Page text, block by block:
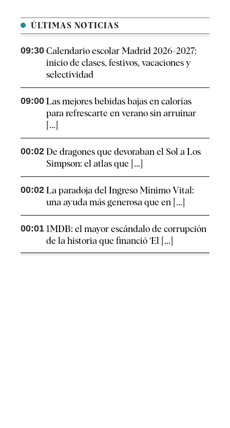
ÚLTIMAS NOTICIAS
09:30 Calendario escolar Madrid 2026-2027:
inicio de clases, festivos, vacaciones y
selectividad
09:00 Las mejores bebidas bajas en calorías
para refrescarte en verano sin arruinar
[...]
00:02 De dragones que devoraban el Sol a Los
Simpson: el atlas que [...]
00:02 La paradoja del Ingreso Mínimo Vital:
una ayuda más generosa que en [...]
00:01 1MDB: el mayor escándalo de corrupción
de la historia que financió ‘El [...]